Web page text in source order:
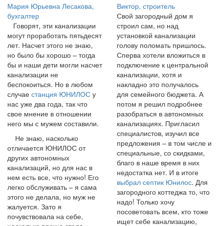
Мария Юрьевна Лесакова,
бухгалтер
Говорят, эти канализации
могут проработать пятьдесят
лет. Насчет этого не знаю,
но было бы хорошо – тогда
бы и наши дети могли насчет
канализации не
беспокоиться. Но в любом
случае станция ЮНИЛОС у
нас уже два года, так что
свое мнение в отношении
него мы с мужем составили.
Не знаю, насколько
отличается ЮНИЛОС от
других автономных
канализаций, но для нас в
нем есть все, что нужно! Его
легко обслуживать – я сама
этого не делала, но муж не
жалуется. Зато я
почувствовала на себе,
Виктор, строитель
Свой загородный дом я
строил сам, но над
установкой канализации
голову поломать пришлось.
Сперва хотели вложиться в
подключение к центральной
канализации, хотя и
накладно это получалось
для семейного бюджета. А
потом я решил подробнее
разобраться в автономных
канализациях. Пригласил
специалистов, изучил все
предложения – в том числе и
специальные, со скидками,
благо в наше время в них
недостатка нет. И в итоге
выбрал септик Юнилос. Для
загородного коттеджа то, что
надо! Только хочу
посоветовать всем, кто тоже
ищет себе канализацию,